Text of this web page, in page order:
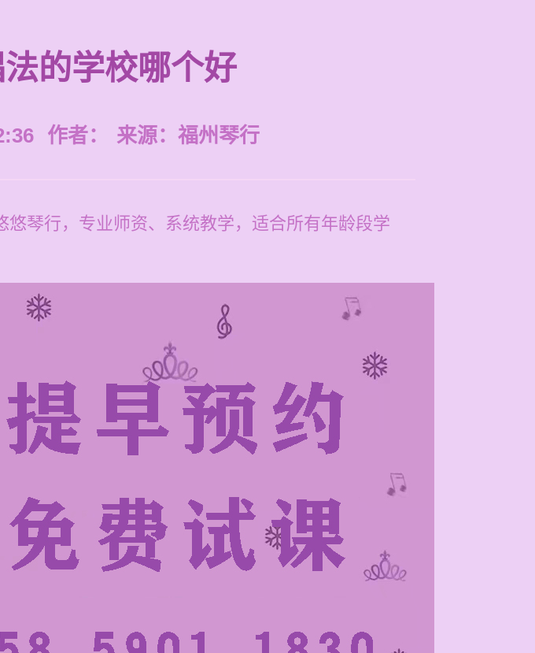
的学校哪个好
作者： 来源： 福州琴行
琴行，专业师资、系统教学，适合所有年龄段学